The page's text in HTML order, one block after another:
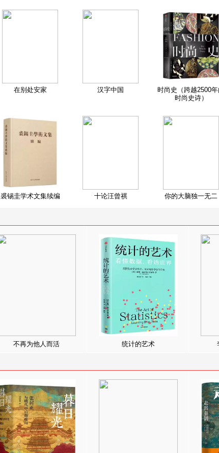
在别处安家 汉字中国
时尚史（跨越2500年
时尚史诗）
裘锡圭学术文集续编 十论汪曾祺 你的大脑独一无二
不再为他人而活 统计的艺术